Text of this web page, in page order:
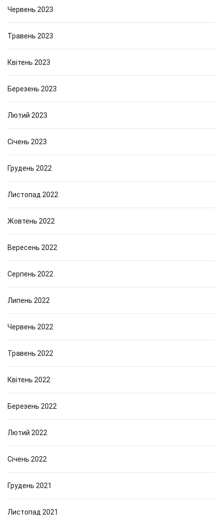
Червень 2023
Травень 2023
Квітень 2023
Березень 2023
Лютий 2023
Січень 2023
Грудень 2022
Листопад 2022
Жовтень 2022
Вересень 2022
Серпень 2022
Липень 2022
Червень 2022
Травень 2022
Квітень 2022
Березень 2022
Лютий 2022
Січень 2022
Грудень 2021
Листопад 2021